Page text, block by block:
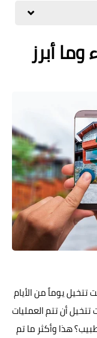
وجمال أبرز
تتخيل يوماً من الأيام
أن تتم العمليات
هذا وأكثر ما تم